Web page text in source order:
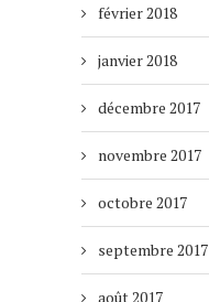
février 2018
janvier 2018
décembre 2017
novembre 2017
octobre 2017
septembre 2017
août 2017